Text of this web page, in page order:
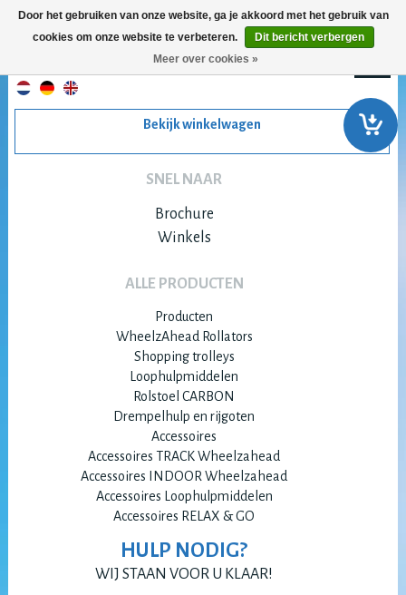
Bekijk winkelwagen
SNEL NAAR
Brochure
Winkels
ALLE PRODUCTEN
Producten
WheelzAhead Rollators
Shopping trolleys
Loophulpmiddelen
Rolstoel CARBON
Drempelhulp en rijgoten
Accessoires
Accessoires TRACK Wheelzahead
Accessoires INDOOR Wheelzahead
Accessoires Loophulpmiddelen
Accessoires RELAX & GO
HULP NODIG?
WIJ STAAN VOOR U KLAAR!
Door het gebruiken van onze website, ga je akkoord met het gebruik van
cookies om onze website te verbeteren.
Dit bericht verbergen
Meer over cookies »